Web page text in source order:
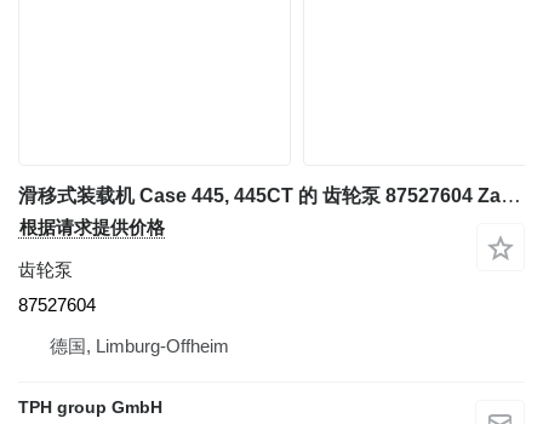
滑移式装载机 Case 445, 445CT 的 齿轮泵 87527604 Zahnradpumpe, Case 445, 445CT
根据请求提供价格
齿轮泵
87527604
德国, Limburg-Offheim
TPH group GmbH